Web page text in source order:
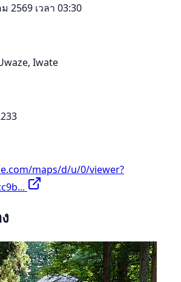
2569 เวลา 03:30
Iwate
maps/d/u/0/viewer?